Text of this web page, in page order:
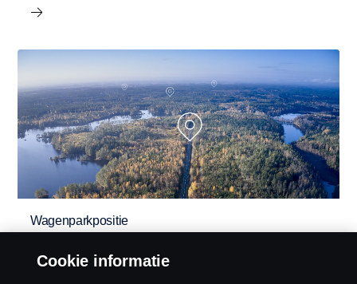
Wagenparkpositie
Scania Fleet Position helpt u de efficiëntie en productiviteit
Cookie informatie